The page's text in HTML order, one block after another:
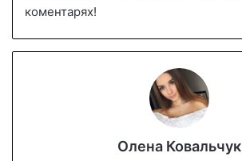
коментарях!
Олена Ковальчук